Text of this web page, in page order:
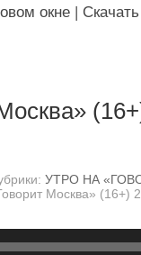
окне | Скачать
УТРО НА
Москва» (16+)